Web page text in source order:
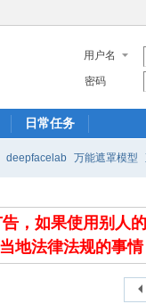
用户名
密码
日常任务
deepfacelab 万能遮罩模型
，如果使用别人
地法律法规的事情